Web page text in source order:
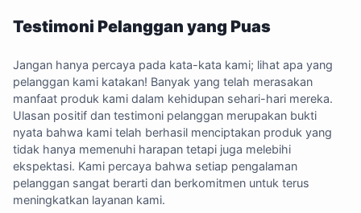
Testimoni Pelanggan yang Puas
Jangan hanya percaya pada kata-kata kami; lihat apa yang
pelanggan kami katakan! Banyak yang telah merasakan
manfaat produk kami dalam kehidupan sehari-hari mereka.
Ulasan positif dan testimoni pelanggan merupakan bukti
nyata bahwa kami telah berhasil menciptakan produk yang
tidak hanya memenuhi harapan tetapi juga melebihi
ekspektasi. Kami percaya bahwa setiap pengalaman
pelanggan sangat berarti dan berkomitmen untuk terus
meningkatkan layanan kami.